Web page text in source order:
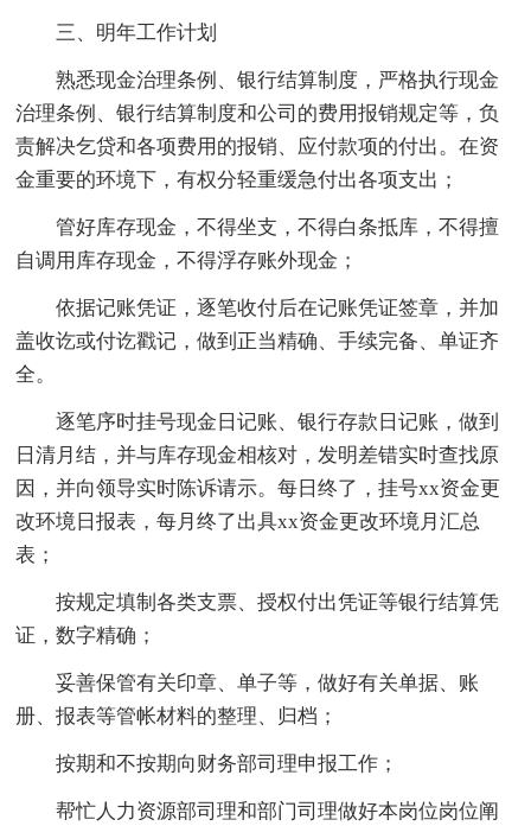
三、明年工作计划
熟悉现金治理条例、银行结算制度，严格执行现金
治理条例、银行结算制度和公司的费用报销规定等，负
责解决乞贷和各项费用的报销、应付款项的付出。在资
金重要的环境下，有权分轻重缓急付出各项支出；
管好库存现金，不得坐支，不得白条抵库，不得擅
自调用库存现金，不得浮存账外现金；
依据记账凭证，逐笔收付后在记账凭证签章，并加
盖收讫或付讫戳记，做到正当精确、手续完备、单证齐
全。
逐笔序时挂号现金日记账、银行存款日记账，做到
日清月结，并与库存现金相核对，发明差错实时查找原
因，并向领导实时陈诉请示。每日终了，挂号xx资金更
改环境日报表，每月终了出具xx资金更改环境月汇总
表；
按规定填制各类支票、授权付出凭证等银行结算凭
证，数字精确；
妥善保管有关印章、单子等，做好有关单据、账
册、报表等管帐材料的整理、归档；
按期和不按期向财务部司理申报工作；
帮忙人力资源部司理和部门司理做好本岗位岗位阐